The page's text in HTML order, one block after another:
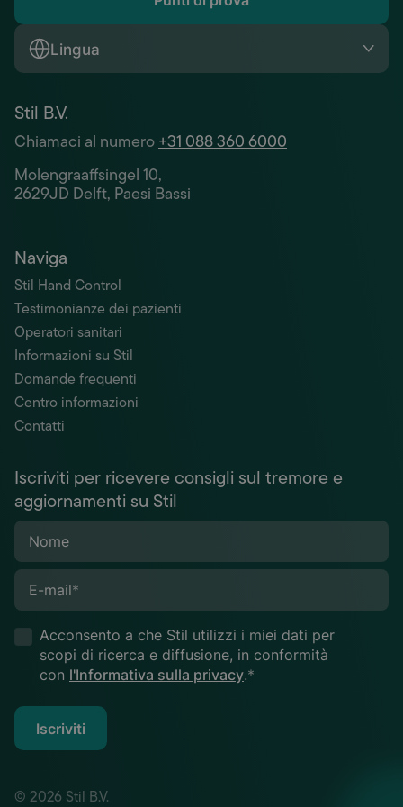
Lingua
Stil B.V.
Chiamaci al numero+31 088 360 6000
Molengraaffsingel 10,
2629JD Delft, Paesi Bassi
Naviga
Stil Hand Control
Testimonianze dei pazienti
Operatori sanitari
Informazioni su Stil
Domande frequenti
Centro informazioni
Contatti
Iscriviti per ricevere consigli sul tremore e
aggiornamenti su Stil
Nome
E-mail*
Acconsento a che Stil utilizzi i miei dati per
scopi di ricerca e diffusione, in conformità
con l'Informativa sulla privacy.*
Iscriviti
© 2026 Stil B.V.